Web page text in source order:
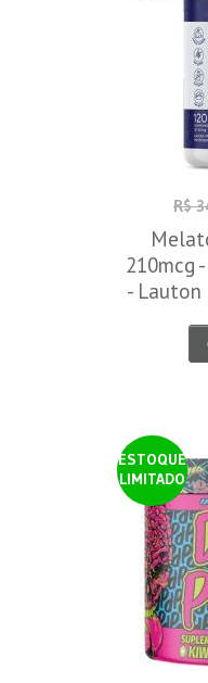
R$
210mcg
-
ESTOQUE
LIMITADO